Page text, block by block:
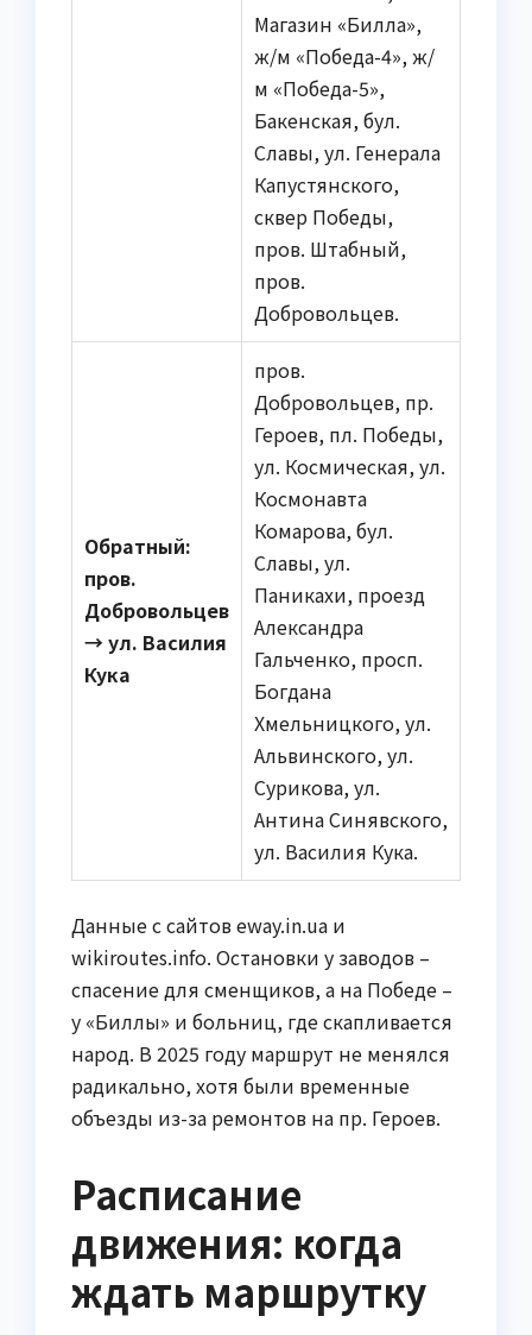
Магазин «Билла»,
ж/м «Победа-4», ж/
м «Победа-5»,
Бакенская, бул.
Славы, ул. Генерала
Капустянского,
сквер Победы,
пров. Штабный,
пров.
Добровольцев.
Обратный:
пров.
Добровольцев
→ ул. Василия
Кука
пров.
Добровольцев, пр.
Героев, пл. Победы,
ул. Космическая, ул.
Космонавта
Комарова, бул.
Славы, ул.
Паникахи, проезд
Александра
Гальченко, просп.
Богдана
Хмельницкого, ул.
Альвинского, ул.
Сурикова, ул.
Антина Синявского,
ул. Василия Кука.
Данные с сайтов eway.in.ua и
wikiroutes.info. Остановки у заводов –
спасение для сменщиков, а на Победе –
у «Биллы» и больниц, где скапливается
народ. В 2025 году маршрут не менялся
радикально, хотя были временные
объезды из-за ремонтов на пр. Героев.
Расписание
движения: когда
ждать маршрутку